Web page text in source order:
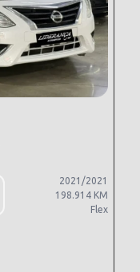
2021/2021
198.914 KM
Flex